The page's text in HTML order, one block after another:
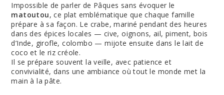
Impossible de parler de Pâques sans évoquer le
matoutou, ce plat emblématique que chaque famille
prépare à sa façon. Le crabe, mariné pendant des heures
dans des épices locales — cive, oignons, ail, piment, bois
d’Inde, girofle, colombo — mijote ensuite dans le lait de
coco et le riz créole.
Il se prépare souvent la veille, avec patience et
convivialité, dans une ambiance où tout le monde met la
main à la pâte.